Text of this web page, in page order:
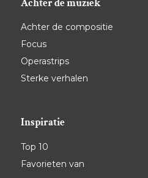
Achter de muziek
Achter de compositie
Focus
Operastrips
Sterke verhalen
Inspiratie
Top 10
Favorieten van